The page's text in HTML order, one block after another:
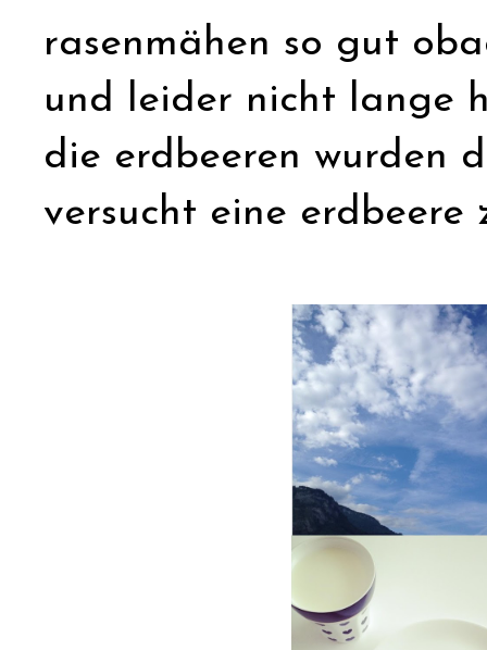
rasenmähen so gut
und leider nicht lange
die erdbeeren wurden
versucht eine erdbeere